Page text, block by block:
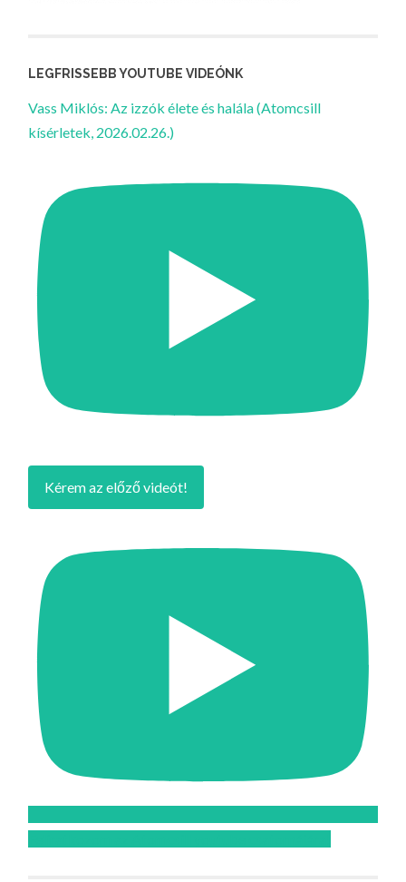
LEGFRISSEBB YOUTUBE VIDEÓNK
Vass Miklós: Az izzók élete és halála (Atomcsill
kísérletek, 2026.02.26.)
Kérem az előző videót!